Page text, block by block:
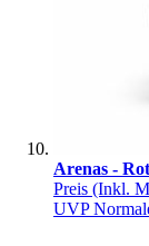
Arenas - Rot
Preis (Inkl.
UVP